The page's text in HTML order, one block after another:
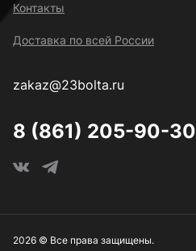
4,8 мм
Контакты
Доставка по всей России
zakaz@23bolta.ru
8 (861) 205-90-30
2026 © Все права защищены.